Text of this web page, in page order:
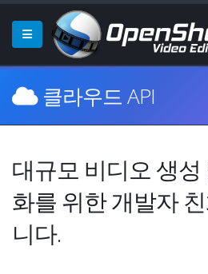
클라우드 API
대규모 비디오 생성
화를 위한 개발자
니다.